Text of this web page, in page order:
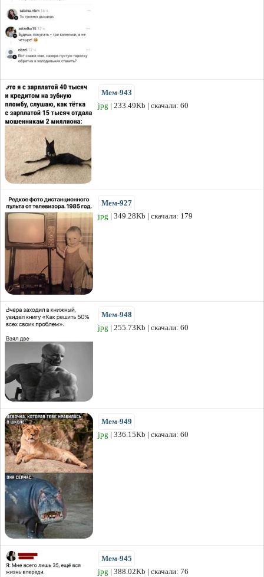
Мем-943
jpg | 233.49Kb | скачали: 60
Мем-927
jpg | 349.28Kb | скачали: 179
Мем-948
jpg | 255.73Kb | скачали: 60
Мем-949
jpg | 336.15Kb | скачали: 60
Мем-945
jpg | 388.02Kb | скачали: 76